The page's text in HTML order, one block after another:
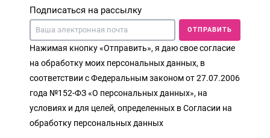
Подписаться на рассылку
ОТПРАВИТЬ
Нажимая кнопку «Отправить», я даю свое согласие
на обработку моих персональных данных, в
соответствии с Федеральным законом от 27.07.2006
года №152-ФЗ «О персональных данных», на
условиях и для целей, определенных в Согласии на
обработку персональных данных